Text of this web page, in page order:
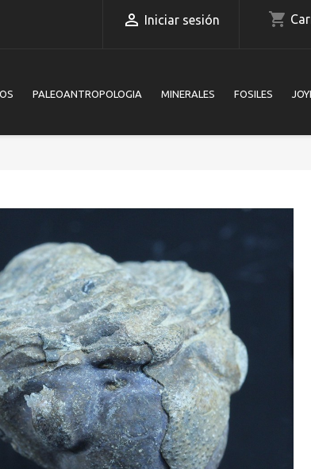
 Iniciar sesión shopping_cart
PALEOANTROPOLOGIA MINERALES FOSILES